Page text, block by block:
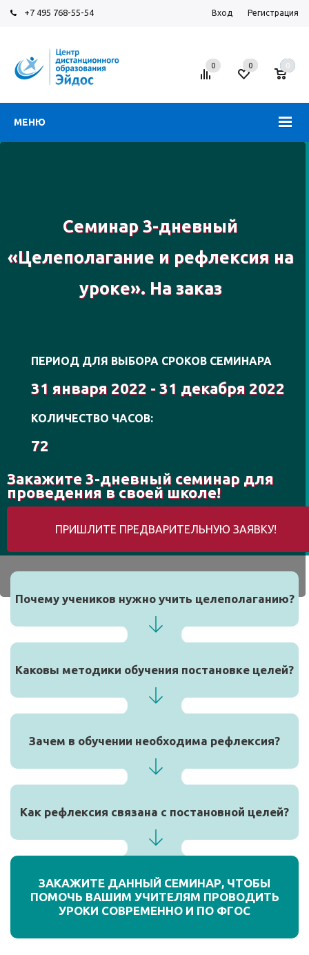
+7 495 768-55-54 Вход Регистрация
МЕНЮ
0 0 0
Семинар 3-дневный
«Целеполагание и рефлексия на
уроке». На заказ
ПЕРИОД ДЛЯ ВЫБОРА СРОКОВ СЕМИНАРА
31 января 2022 - 31 декабря 2022
КОЛИЧЕСТВО ЧАСОВ:
72
Закажите 3-дневный семинар для
проведения в своей школе!
ПРИШЛИТЕ ПРЕДВАРИТЕЛЬНУЮ ЗАЯВКУ!
Почему учеников нужно учить целеполаганию?
Каковы методики обучения постановке целей?
Зачем в обучении необходима рефлексия?
Как рефлексия связана с постановной целей?
ЗАКАЖИТЕ ДАННЫЙ СЕМИНАР, ЧТОБЫ
ПОМОЧЬ ВАШИМ УЧИТЕЛЯМ ПРОВОДИТЬ
УРОКИ СОВРЕМЕННО И ПО ФГОС